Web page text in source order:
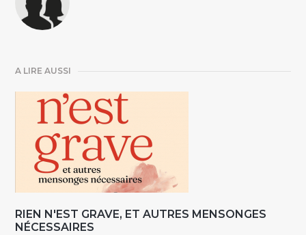
A LIRE AUSSI
RIEN N'EST GRAVE, ET AUTRES MENSONGES
NÉCESSAIRES